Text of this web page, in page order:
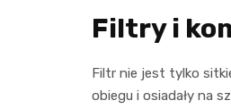
Filtry i
Filtr nie jest tylko
obiegu i osiadały na